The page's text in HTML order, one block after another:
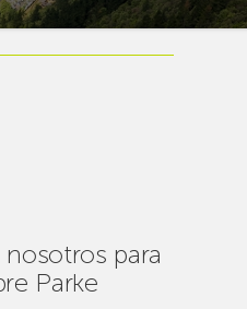
para
Parke